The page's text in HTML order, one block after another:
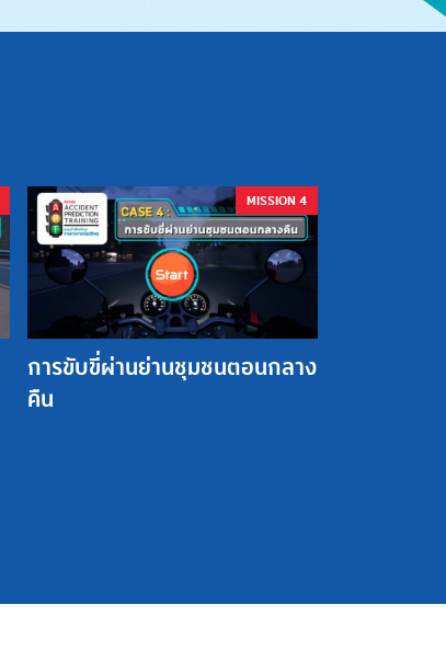
MISSION 4
การขับขี่ผ่านย่านชุมชนตอนกลาง
คืน